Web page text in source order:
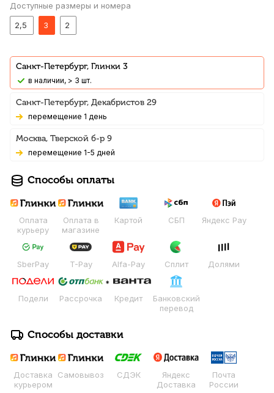
Доступные размеры и номера
2,5
3 2
Санкт-Петербург, Глинки 3
В наличии, > 3 шт.
Санкт-Петербург, Декабристов 29
Перемещение 1 день
Москва, Тверской б-р 9
Перемещение 1-5 дней
Способы оплаты
Оплата
курьеру
Оплата в
магазине
Картой СБП Яндекс Pay
SberPay T-Pay Alfa-Pay Сплит Долями
Подели Рассрочка Кредит
Банковский
перевод
Способы доставки
Доставка
курьером
Самовывоз СДЭК
Яндекс
Доставка
Почта
России